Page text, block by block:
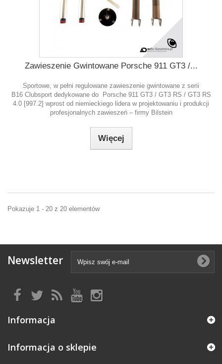
Zawieszenie Gwintowane Porsche 911 GT3 /...
Sportowe, w pełni regulowane zawieszenie gwintowane z serii
B16 Clubsport dedykowane do Porsche 911 GT3 / GT3 RS / GT3 RS
4.0 [997.2] wprost od niemieckiego lidera w projektowaniu i produkcji
profesjonalnych zawieszeń – firmy Bilstein
Więcej
Pokazuje 1 - 20 z 20 elementów
Newsletter
Informacja
Informacja o sklepie